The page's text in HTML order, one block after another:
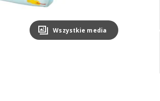
Wszystkie media